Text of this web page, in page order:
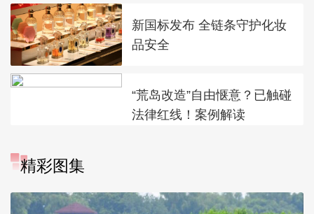
新国标发布 全链条守护化妆
品安全
“荒岛改造”自由惬意？已触碰
法律红线！案例解读
精彩图集